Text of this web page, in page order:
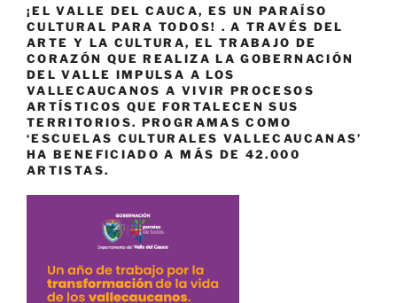
¡EL VALLE DEL CAUCA, ES UN PARAÍSO
CULTURAL PARA TODOS! . A TRAVÉS DEL
ARTE Y LA CULTURA, EL TRABAJO DE
CORAZÓN QUE REALIZA LA GOBERNACIÓN
DEL VALLE IMPULSA A LOS
VALLECAUCANOS A VIVIR PROCESOS
ARTÍSTICOS QUE FORTALECEN SUS
TERRITORIOS. PROGRAMAS COMO
‘ESCUELAS CULTURALES VALLECAUCANAS’
HA BENEFICIADO A MÁS DE 42.000
ARTISTAS.